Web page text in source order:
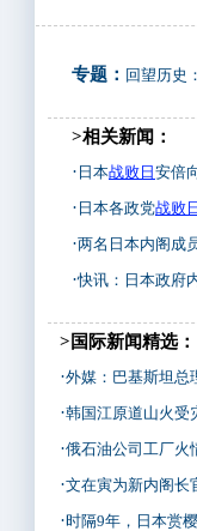
专题： 回望历史
>相关新闻：
· 日本战败日安倍
· 日本各政党战败
·两名日本内阁成
·快讯：日本政府
>国际新闻精选：
·外媒：巴基斯坦总
·韩国江原道山火受
·俄石油公司工厂火
·文在寅为新内阁长
·时隔9年，日本赏